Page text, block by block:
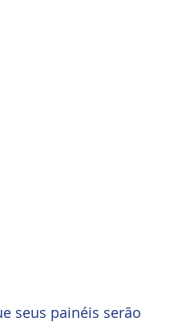
seus painéis serão